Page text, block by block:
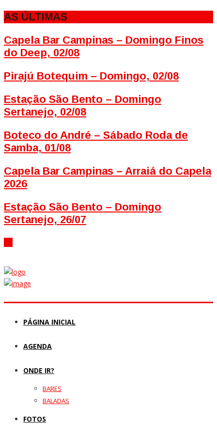
AS ÚLTIMAS
Capela Bar Campinas – Domingo Finos
do Deep, 02/08
Pirajú Botequim – Domingo, 02/08
Estação São Bento – Domingo
Sertanejo, 02/08
Boteco do André – Sábado Roda de
Samba, 01/08
Capela Bar Campinas – Arraiá do Capela
2026
Estação São Bento – Domingo
Sertanejo, 26/07
PÁGINA INICIAL
AGENDA
ONDE IR?
BARES
BALADAS
FOTOS